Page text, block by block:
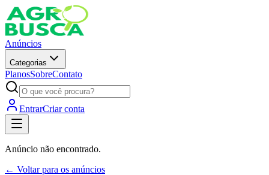
Anúncios
Categorias
PlanosSobreContato
EntrarCriar conta
Anúncio não encontrado.
← Voltar para os anúncios